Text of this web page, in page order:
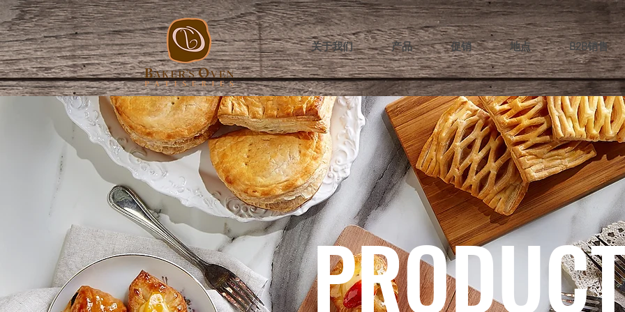
关于我们 产品 促销 地点 B2B销售
PRODUCT